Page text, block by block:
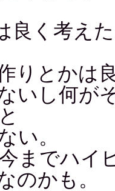
良く考え
りとかは
いし何が
い。
までハイ
のかも。